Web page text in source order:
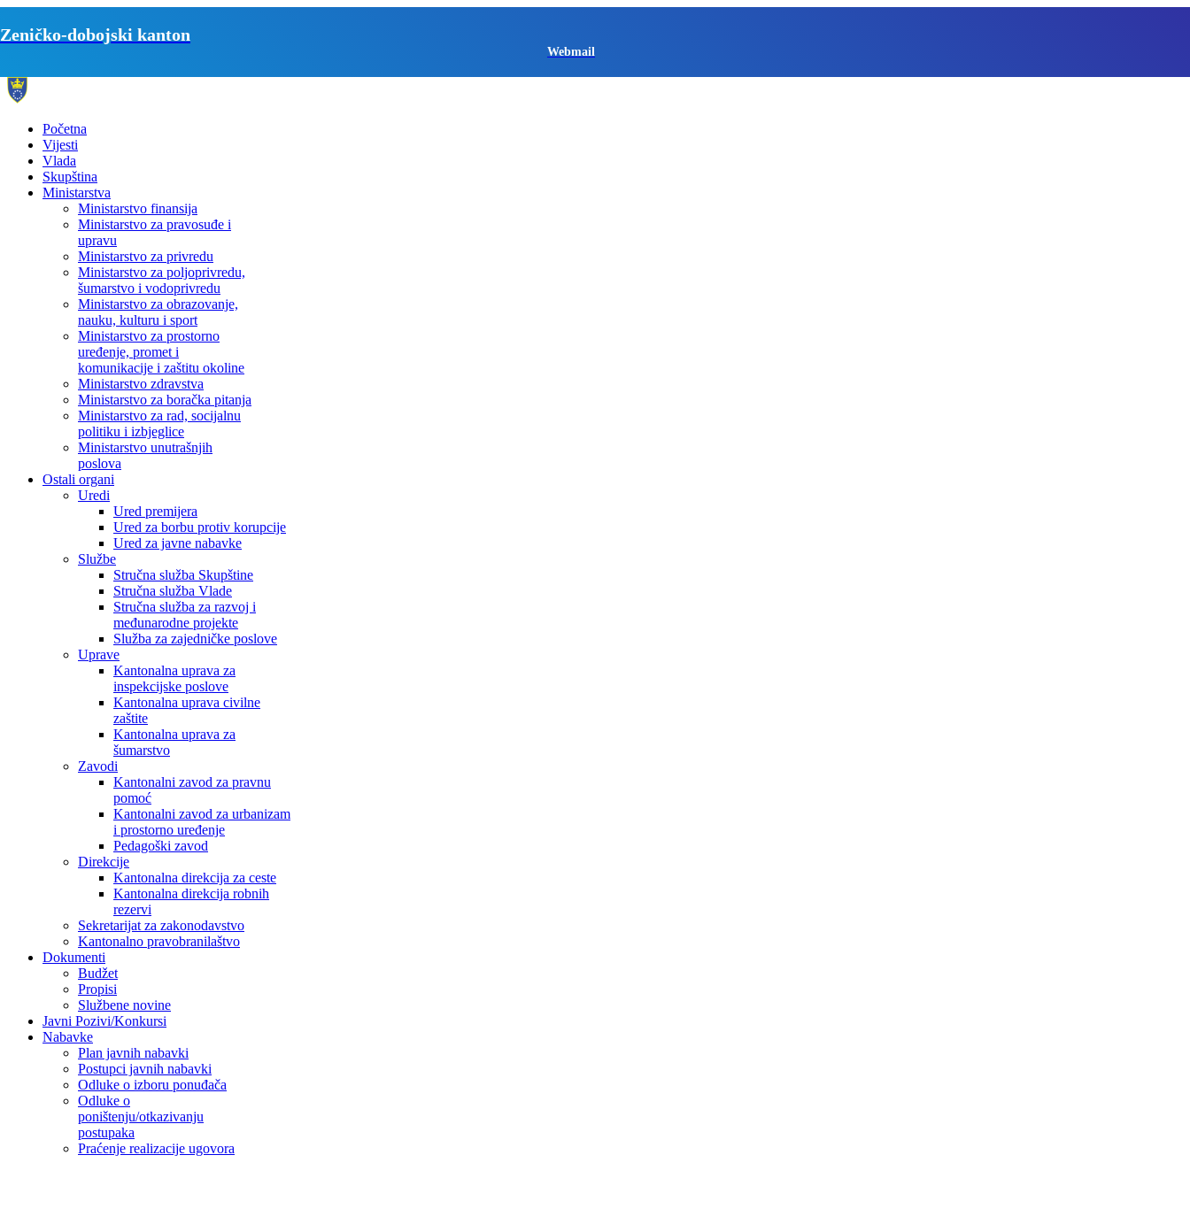
Zeničko-dobojski kanton
Webmail
Početna
Vijesti
Vlada
Skupština
Ministarstva
Ministarstvo finansija
Ministarstvo za pravosuđe i
upravu
Ministarstvo za privredu
Ministarstvo za poljoprivredu,
šumarstvo i vodoprivredu
Ministarstvo za obrazovanje,
nauku, kulturu i sport
Ministarstvo za prostorno
uređenje, promet i
komunikacije i zaštitu okoline
Ministarstvo zdravstva
Ministarstvo za boračka pitanja
Ministarstvo za rad, socijalnu
politiku i izbjeglice
Ministarstvo unutrašnjih
poslova
Ostali organi
Uredi
Ured premijera
Ured za borbu protiv korupcije
Ured za javne nabavke
Službe
Stručna služba Skupštine
Stručna služba Vlade
Stručna služba za razvoj i
međunarodne projekte
Služba za zajedničke poslove
Uprave
Kantonalna uprava za
inspekcijske poslove
Kantonalna uprava civilne
zaštite
Kantonalna uprava za
šumarstvo
Zavodi
Kantonalni zavod za pravnu
pomoć
Kantonalni zavod za urbanizam
i prostorno uređenje
Pedagoški zavod
Direkcije
Kantonalna direkcija za ceste
Kantonalna direkcija robnih
rezervi
Sekretarijat za zakonodavstvo
Kantonalno pravobranilaštvo
Dokumenti
Budžet
Propisi
Službene novine
Javni Pozivi/Konkursi
Nabavke
Plan javnih nabavki
Postupci javnih nabavki
Odluke o izboru ponuđača
Odluke o
poništenju/otkazivanju
postupaka
Praćenje realizacije ugovora